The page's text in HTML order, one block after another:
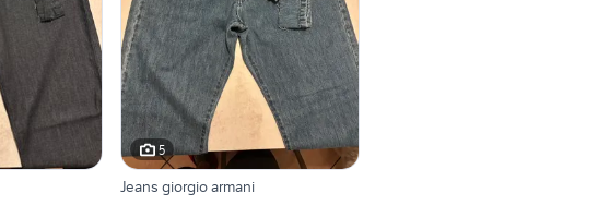
5
Jeans giorgio armani